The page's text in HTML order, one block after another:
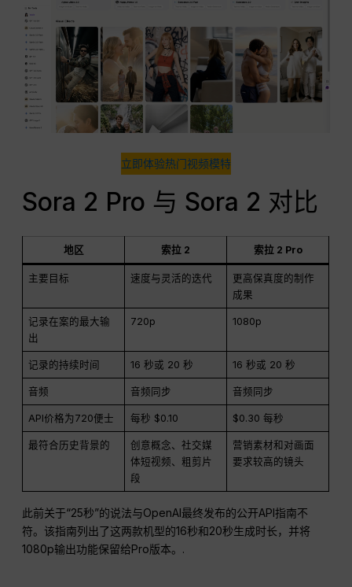
立即体验热门视频模特
Sora 2 Pro 与 Sora 2 对比
地区 索拉 2 索拉 2 Pro
主要目标 速度与灵活的迭代
更高保真度的制作
成果
记录在案的最大输
出
720p 1080p
记录的持续时间 16 秒或 20 秒 16 秒或 20 秒
音频 音频同步 音频同步
API价格为720便士 每秒 $0.10 $0.30 每秒
最符合历史背景的
创意概念、社交媒
体短视频、粗剪片
段
营销素材和对画面
要求较高的镜头
此前关于“25秒”的说法与OpenAI最终发布的公开API指南不
符。该指南列出了这两款机型的16秒和20秒生成时长，并将
1080p输出功能保留给Pro版本。.